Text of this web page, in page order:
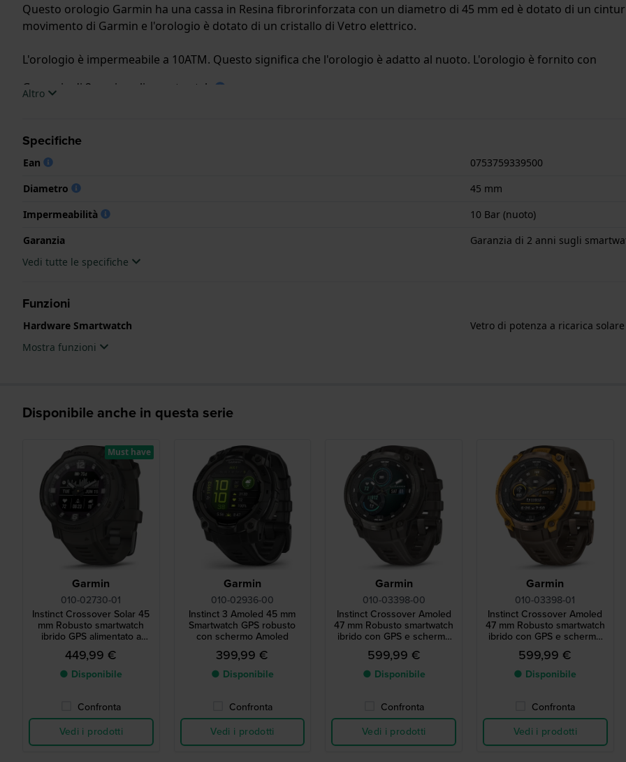
Questo orologio Garmin ha una cassa in Resina fibrorinforzata con un diametro di 45 mm ed è dotato di un
movimento di Garmin e l'orologio è dotato di un cristallo di Vetro elettrico.
L'orologio è impermeabile a 10ATM. Questo significa che l'orologio è adatto al nuoto. L'orologio è fornito con
Garanzia di 2 anni sugli smartwatch
.
Altro
Specifiche
Ean
0753759339500
Diametro
45 mm
Impermeabilità
10 Bar (nuoto)
Garanzia
Garanzia di 2 anni sugli
Vedi tutte le specifiche
Funzioni
Hardware Smartwatch
Vetro di potenza a ricarica solare
Mostra funzioni
Disponibile anche in questa serie
Garmin
010-02730-01
Instinct Crossover Solar 45
mm Robusto smartwatch
ibrido GPS alimentato a
energia solare
449,99 €
● Disponibile
Confronta
Vedi i prodotti
Must have
Garmin
010-02936-00
Instinct 3 Amoled 45 mm
Smartwatch GPS robusto
con schermo Amoled
399,99 €
● Disponibile
Confronta
Vedi i prodotti
Garmin
010-03398-00
Instinct Crossover Amoled
47 mm Robusto smartwatch
ibrido con GPS e schermo
Amoled
599,99 €
● Disponibile
Confronta
Vedi i prodotti
Garmin
010-03398-01
Instinct Crossover Amoled
47 mm Robusto smartwatch
ibrido con GPS e schermo
Amoled
599,99 €
● Disponibile
Confronta
Vedi i prodotti